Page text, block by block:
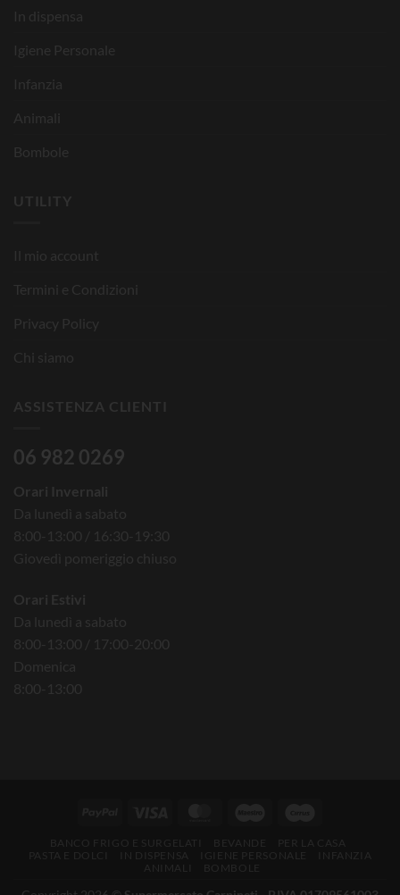
In dispensa
Igiene Personale
Infanzia
Animali
Bombole
UTILITY
Il mio account
Termini e Condizioni
Privacy Policy
Chi siamo
ASSISTENZA CLIENTI
06 982 0269
Orari Invernali
Da lunedì a sabato
8:00-13:00 / 16:30-19:30
Giovedì pomeriggio chiuso
Orari Estivi
Da lunedì a sabato
8:00-13:00 / 17:00-20:00
Domenica
8:00-13:00